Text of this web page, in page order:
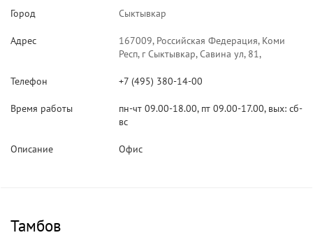
Город Сыктывкар
Адрес
167009, Российская Федерация, Коми
Респ, г Сыктывкар, Савина ул, 81,
Телефон +7 (495) 380-14-00
Время работы
пн-чт 09.00-18.00, пт 09.00-17.00, вых: сб-
вс
Описание Офис
Тамбов